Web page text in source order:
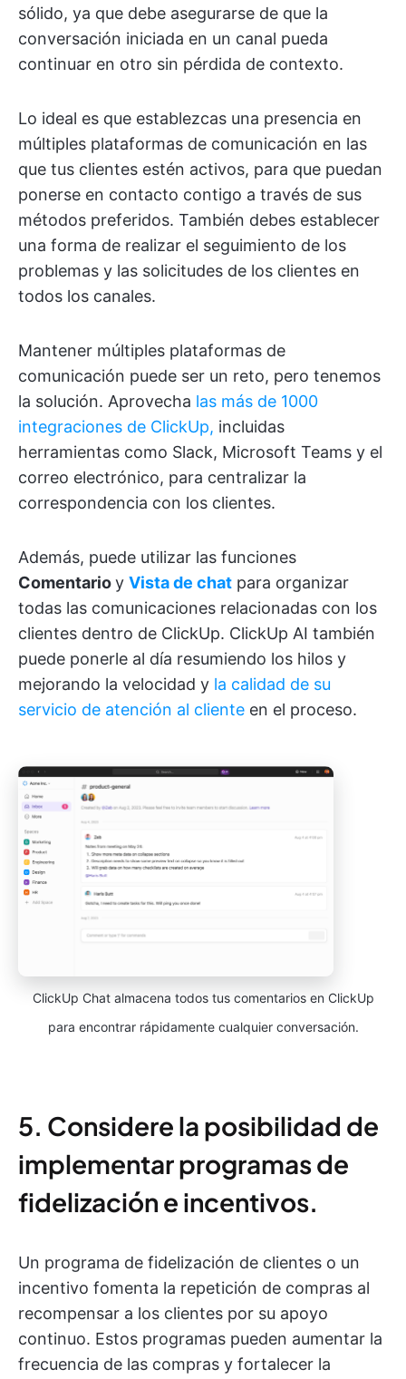
sólido, ya que debe asegurarse de que la
conversación iniciada en un canal pueda
continuar en otro sin pérdida de contexto.
Lo ideal es que establezcas una presencia en
múltiples plataformas de comunicación en las
que tus clientes estén activos, para que puedan
ponerse en contacto contigo a través de sus
métodos preferidos. También debes establecer
una forma de realizar el seguimiento de los
problemas y las solicitudes de los clientes en
todos los canales.
Mantener múltiples plataformas de
comunicación puede ser un reto, pero tenemos
la solución. Aprovecha las más de 1000
integraciones de ClickUp, incluidas
herramientas como Slack, Microsoft Teams y el
correo electrónico, para centralizar la
correspondencia con los clientes.
Además, puede utilizar las funciones
Comentarioy Vista de chat para organizar
todas las comunicaciones relacionadas con los
clientes dentro de ClickUp. ClickUp AI también
puede ponerle al día resumiendo los hilos y
mejorando la velocidad y la calidad de su
servicio de atención al cliente en el proceso.
ClickUp Chat almacena todos tus comentarios en ClickUp
para encontrar rápidamente cualquier conversación.
5. Considere la posibilidad de
implementar programas de
fidelización e incentivos.
Un programa de fidelización de clientes o un
incentivo fomenta la repetición de compras al
recompensar a los clientes por su apoyo
continuo. Estos programas pueden aumentar la
frecuencia de las compras y fortalecer la